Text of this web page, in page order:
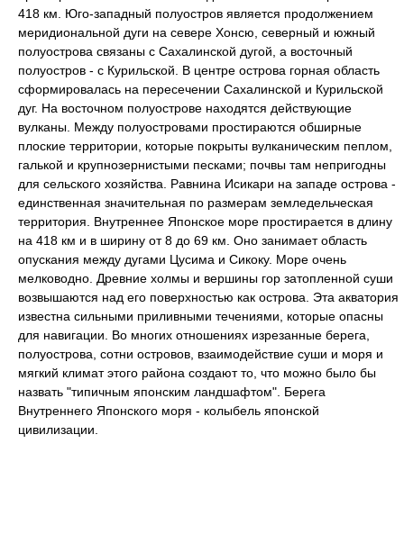
418 км. Юго-западный полуостров является продолжением
меридиональной дуги на севере Хонсю, северный и южный
полуострова связаны с Сахалинской дугой, а восточный
полуостров - с Курильской. В центре острова горная область
сформировалась на пересечении Сахалинской и Курильской
дуг. На восточном полуострове находятся действующие
вулканы. Между полуостровами простираются обширные
плоские территории, которые покрыты вулканическим пеплом,
галькой и крупнозернистыми песками; почвы там непригодны
для сельского хозяйства. Равнина Исикари на западе острова -
единственная значительная по размерам земледельческая
территория. Внутреннее Японское море простирается в длину
на 418 км и в ширину от 8 до 69 км. Оно занимает область
опускания между дугами Цусима и Сикоку. Море очень
мелководно. Древние холмы и вершины гор затопленной суши
возвышаются над его поверхностью как острова. Эта акватория
известна сильными приливными течениями, которые опасны
для навигации. Во многих отношениях изрезанные берега,
полуострова, сотни островов, взаимодействие суши и моря и
мягкий климат этого района создают то, что можно было бы
назвать "типичным японским ландшафтом". Берега
Внутреннего Японского моря - колыбель японской
цивилизации.